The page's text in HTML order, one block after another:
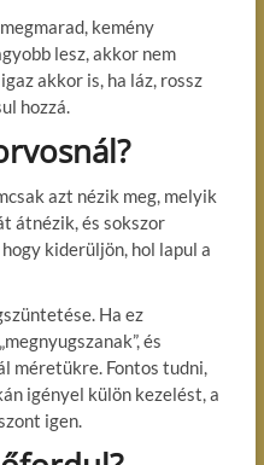
kemény
lesz, akkor nem
akkor is, ha láz, rossz
hozzá.
azt nézik meg, melyik
átnézik, és sokszor
kiderüljön, hol lapul a
Ha ez
és
méretükre. Fontos tudni,
igényel külön kezelést, a
igen.